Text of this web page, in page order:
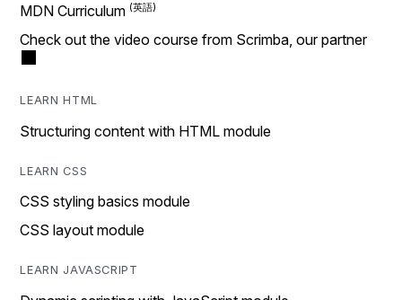
MDN Curriculum
Check out the video course from Scrimba, our partner
LEARN HTML
Structuring content with HTML module
LEARN CSS
CSS styling basics module
CSS layout module
LEARN JAVASCRIPT